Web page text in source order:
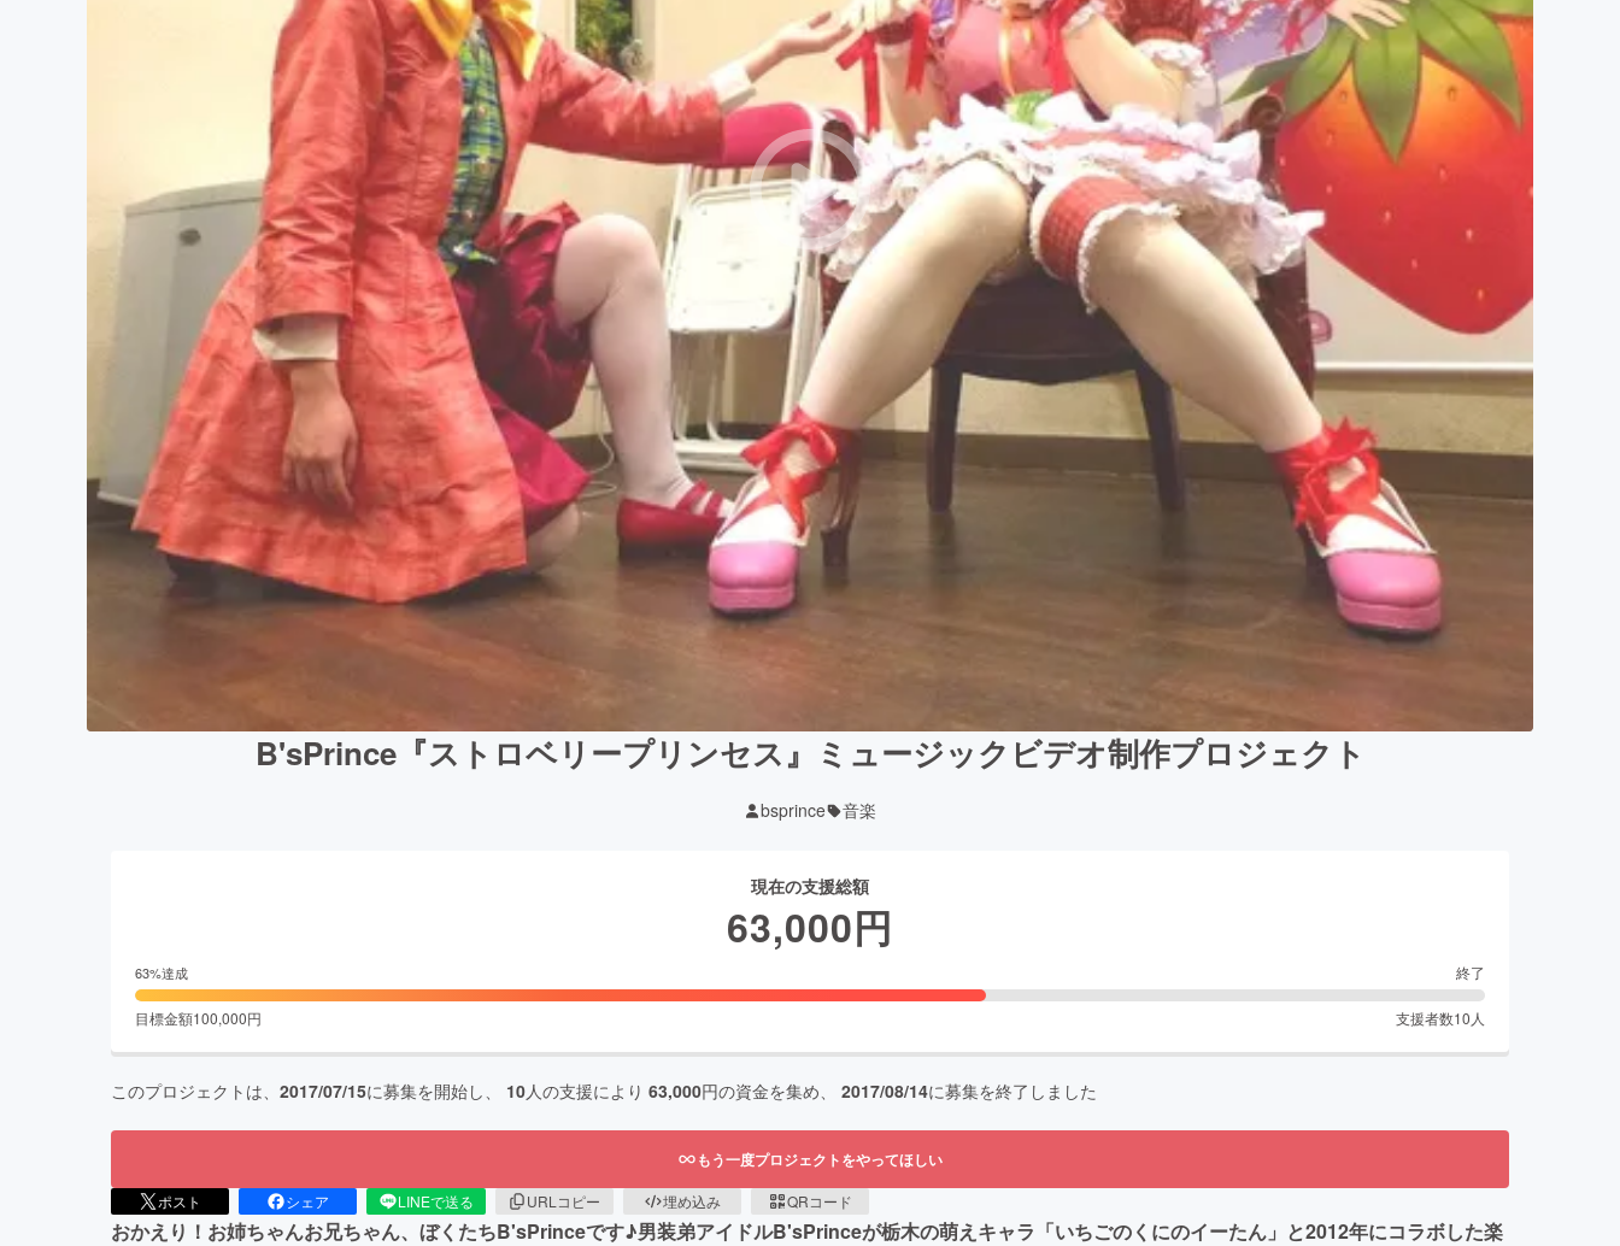
B'sPrince『ストロベリープリンセス』ミュージックビデオ制作プロジェクト
bsprince 音楽
現在の支援総額
63,000円
63%達成 終了
目標金額100,000円 支援者数10 人
このプロジェクトは、 2017/07/15に募集を開始し、 10人の支援により 63,000円の資金を集め、 2017/08/14に募集を終了しました
もう一度プロジェクトをやってほしい
ポスト シェア LINEで送る URLコピー 埋め込み QRコード
おかえり！お姉ちゃんお兄ちゃん、ぼくたちB'sPrinceです♪男装弟アイドルB'sPrinceが栃木の萌えキャラ「いちごのくにのイーたん」と2012年にコラボした楽